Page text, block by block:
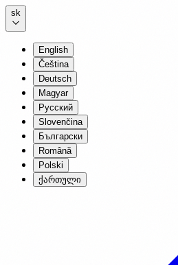
sk
English
Čeština
Deutsch
Magyar
Русский
Slovenčina
Български
Română
Polski
ქართული